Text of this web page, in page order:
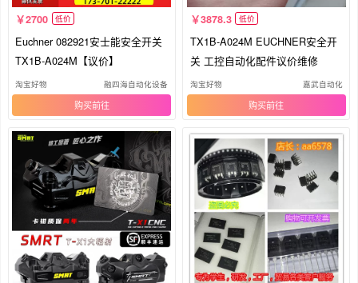
2700 低价
Euchner 082921安士能安全开关
TX1B-A024M【议价】
淘宝好物 融四海自动化设备
购买
3878.3 低价
TX1B-A024M EUCHNER安全开
关 工控自动化配件议价维修
淘宝好物 嘉武自动化
购买